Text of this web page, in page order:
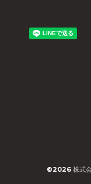
©2026 株式